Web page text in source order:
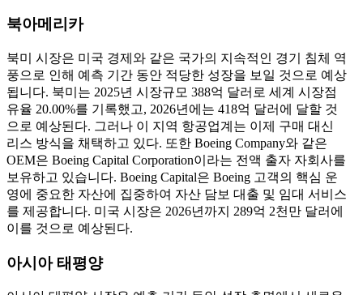
북아메리카
북미 시장은 미국 경제와 같은 국가의 지속적인 경기 침체 역
풍으로 인해 예측 기간 동안 적당한 성장을 보일 것으로 예상
됩니다. 북미는 2025년 시장규모 388억 달러로 세계 시장점
유율 20.00%를 기록했고, 2026년에는 418억 달러에 달할 것
으로 예상된다. 그러나 이 지역 항공업계는 이제 구매 대신
리스 방식을 채택하고 있다. 또한 Boeing Company와 같은
OEM은 Boeing Capital Corporation이라는 전액 출자 자회사를
보유하고 있습니다. Boeing Capital은 Boeing 고객의 핵심 운
영에 중요한 자산에 집중하여 자산 담보 대출 및 임대 서비스
를 제공합니다. 미국 시장은 2026년까지 289억 2천만 달러에
이를 것으로 예상된다.
아시아 태평양